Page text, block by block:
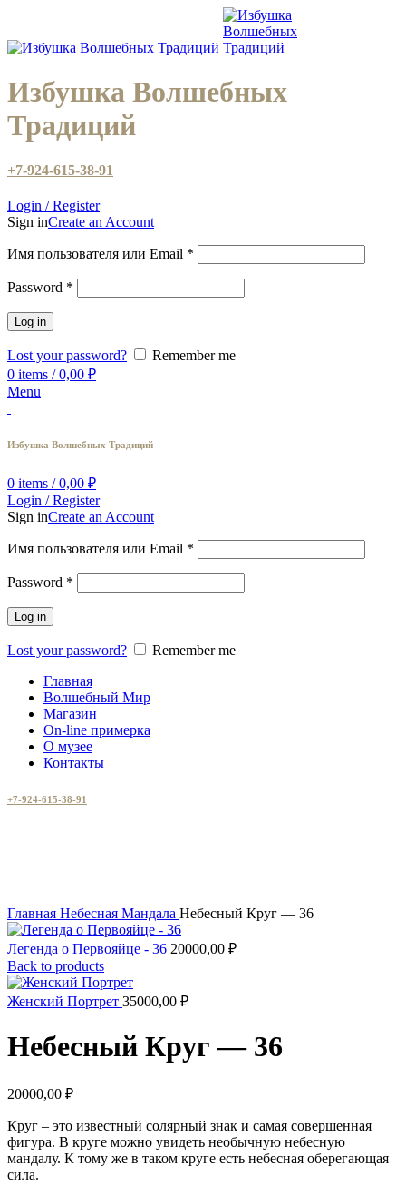
Избушка Волшебных
Традиций
+7-924-615-38-91
Login / Register
Sign inCreate an Account
Имя пользователя или Email *
Password *
Log in
Lost your password?
Remember me
0 items / 0,00 ₽
Menu
Избушка Волшебных Традиций
0 items / 0,00 ₽
Login / Register
Sign inCreate an Account
Имя пользователя или Email *
Password *
Log in
Lost your password?
Remember me
Главная
Волшебный Мир
Магазин
On-line примерка
О музее
Контакты
+7-924-615-38-91
Главная Небесная Мандала Небесный Круг — 36
Легенда о Первояйце - 36 20000,00 ₽
Back to products
Женский Портрет 35000,00 ₽
Небесный Круг — 36
20000,00 ₽
Круг – это известный солярный знак и самая совершенная
фигура. В круге можно увидеть необычную небесную
мандалу. К тому же в таком круге есть небесная оберегающая
сила.